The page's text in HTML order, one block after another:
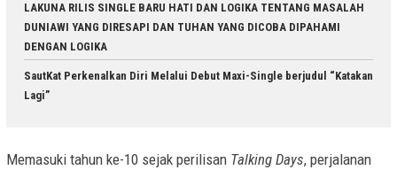
LAKUNA RILIS SINGLE BARU HATI DAN LOGIKA TENTANG MASALAH
DUNIAWI YANG DIRESAPI DAN TUHAN YANG DICOBA DIPAHAMI
DENGAN LOGIKA
SautKat Perkenalkan Diri Melalui Debut Maxi-Single berjudul “Katakan
Lagi”
Memasuki tahun ke-10 sejak perilisan Talking Days, perjalanan